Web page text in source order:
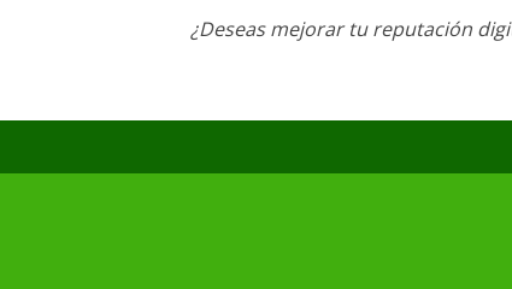
¿Deseas mejorar tu reputación